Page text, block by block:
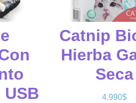
Catnip
Hierba
Seca
4.990$